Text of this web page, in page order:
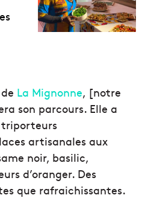
La Mignonne, [notre
son parcours. Elle a
triporteurs
artisanales aux
noir, basilic,
d’oranger. Des
que rafraichissantes.